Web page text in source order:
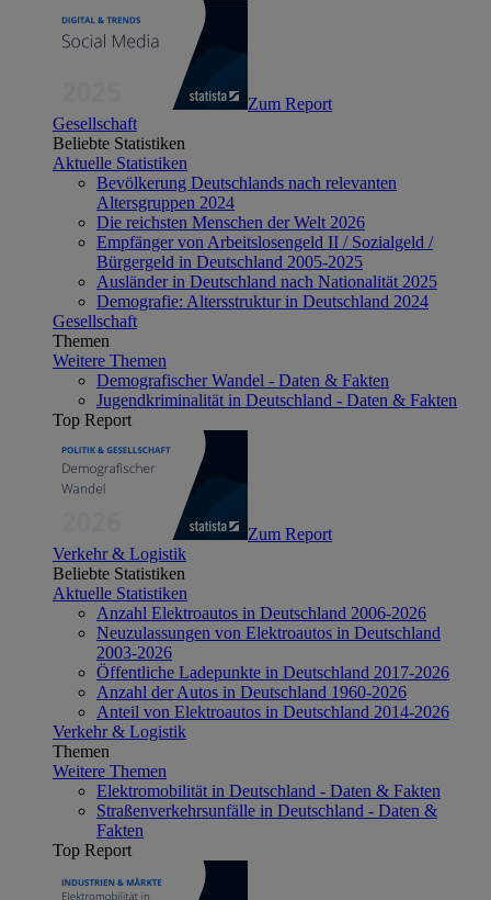
Zum Report
Gesellschaft
Beliebte Statistiken
Aktuelle Statistiken
Bevölkerung Deutschlands nach relevanten
Altersgruppen 2024
Die reichsten Menschen der Welt 2026
Empfänger von Arbeitslosengeld II / Sozialgeld /
Bürgergeld in Deutschland 2005-2025
Ausländer in Deutschland nach Nationalität 2025
Demografie: Altersstruktur in Deutschland 2024
Gesellschaft
Themen
Weitere Themen
Demografischer Wandel - Daten & Fakten
Jugendkriminalität in Deutschland - Daten & Fakten
Top Report
Zum Report
Verkehr & Logistik
Beliebte Statistiken
Aktuelle Statistiken
Anzahl Elektroautos in Deutschland 2006-2026
Neuzulassungen von Elektroautos in Deutschland
2003-2026
Öffentliche Ladepunkte in Deutschland 2017-2026
Anzahl der Autos in Deutschland 1960-2026
Anteil von Elektroautos in Deutschland 2014-2026
Verkehr & Logistik
Themen
Weitere Themen
Elektromobilität in Deutschland - Daten & Fakten
Straßenverkehrsunfälle in Deutschland - Daten &
Fakten
Top Report